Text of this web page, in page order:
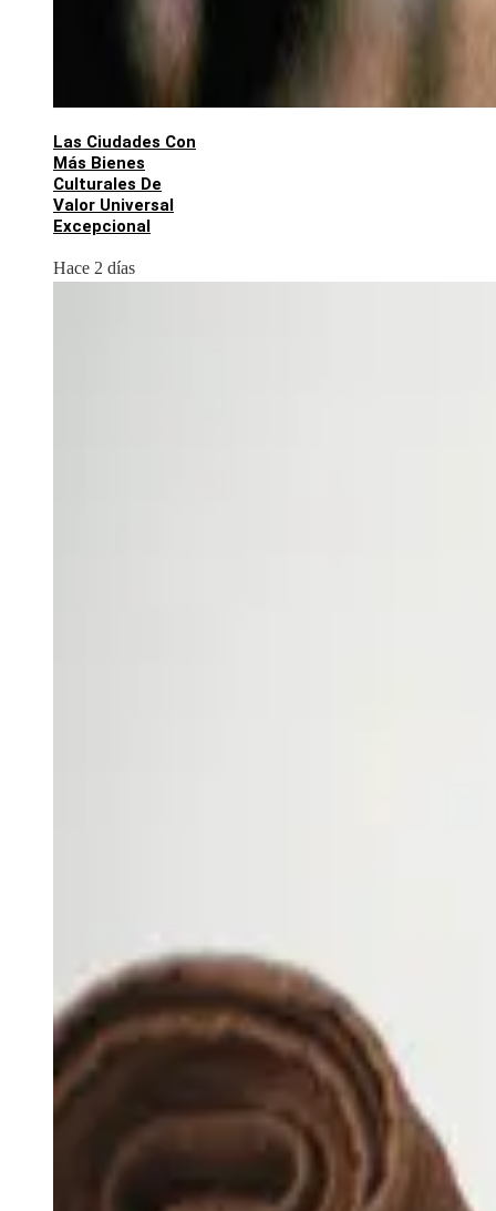
Las Ciudades Con
Más Bienes
Culturales De
Valor Universal
Excepcional
Hace 2 días